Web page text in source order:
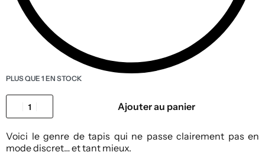
PLUS QUE 1 EN STOCK
Ajouter au panier
Voici le genre de tapis qui ne passe clairement pas en
mode discret… et tant mieux.